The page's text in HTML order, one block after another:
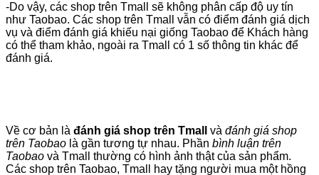
-Do vậy, các shop trên Tmall sẽ không phân cấp độ uy tín
như Taobao. Các shop trên Tmall vẫn có điểm đánh giá dịch
vụ và điểm đánh giá khiếu nại giống Taobao để Khách hàng
có thể tham khảo, ngoài ra Tmall có 1 số thông tin khác để
đánh giá.
Về cơ bản là đánh giá shop trên Tmall và đánh giá shop
trên Taobao là gần tương tự nhau. Phần bình luận trên
Taobao và Tmall thường có hình ảnh thật của sản phẩm.
Các shop trên Taobao, Tmall hay tặng người mua một hồng